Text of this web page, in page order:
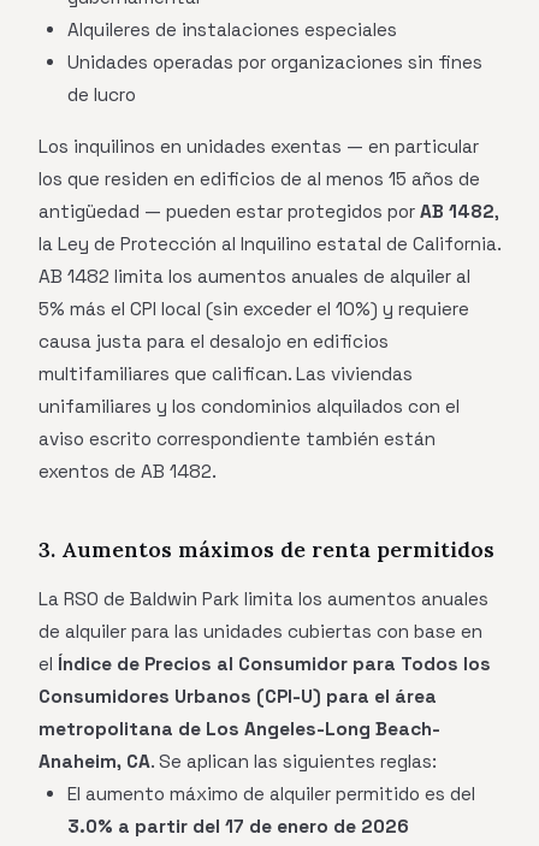
Alquileres de instalaciones especiales
Unidades operadas por organizaciones sin fines
de lucro
Los inquilinos en unidades exentas — en particular
los que residen en edificios de al menos 15 años de
antigüedad — pueden estar protegidos por AB 1482,
la Ley de Protección al Inquilino estatal de California.
AB 1482 limita los aumentos anuales de alquiler al
5% más el CPI local (sin exceder el 10%) y requiere
causa justa para el desalojo en edificios
multifamiliares que califican. Las viviendas
unifamiliares y los condominios alquilados con el
aviso escrito correspondiente también están
exentos de AB 1482.
3. Aumentos máximos de renta permitidos
La RSO de Baldwin Park limita los aumentos anuales
de alquiler para las unidades cubiertas con base en
el Índice de Precios al Consumidor para Todos los
Consumidores Urbanos (CPI-U) para el área
metropolitana de Los Angeles-Long Beach-
Anaheim, CA. Se aplican las siguientes reglas:
El aumento máximo de alquiler permitido es del
3.0% a partir del 17 de enero de 2026